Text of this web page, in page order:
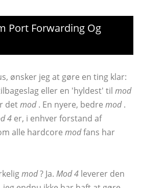
Port Forwarding Og
ønsker jeg at gøre en ting klar:
eller en 'hyldest' til mod
detmod. En nyere, bedre mod.
4 er, i enhver forstand af
alle hardcore modfans har
mod? Ja. Mod 4 leverer den